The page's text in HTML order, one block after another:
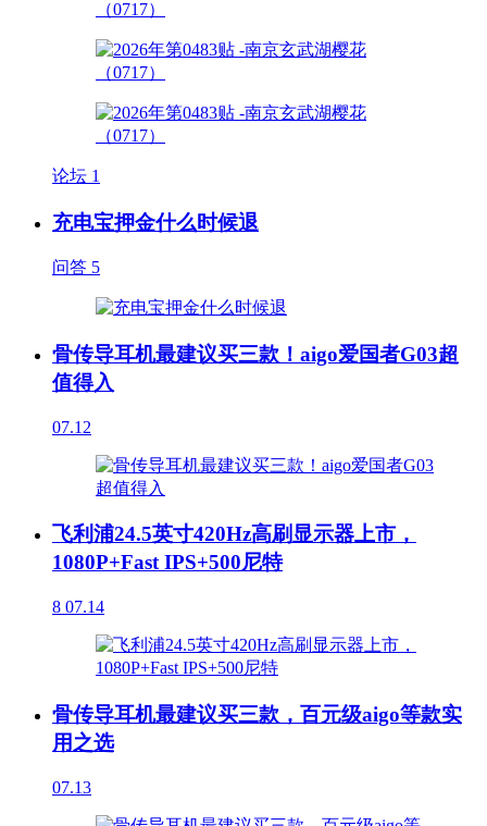
论坛 1
充电宝押金什么时候退
问答 5
骨传导耳机最建议买三款！aigo爱国者G03超
值得入
07.12
飞利浦24.5英寸420Hz高刷显示器上市，
1080P+Fast IPS+500尼特
8 07.14
骨传导耳机最建议买三款，百元级aigo等款实
用之选
07.13